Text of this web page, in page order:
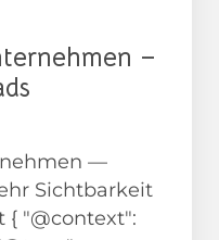
–
—
Sichtbarkeit
{ "@context":